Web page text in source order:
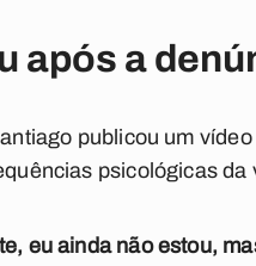
após a
publicou um
psicológicas da
eu ainda não estou,